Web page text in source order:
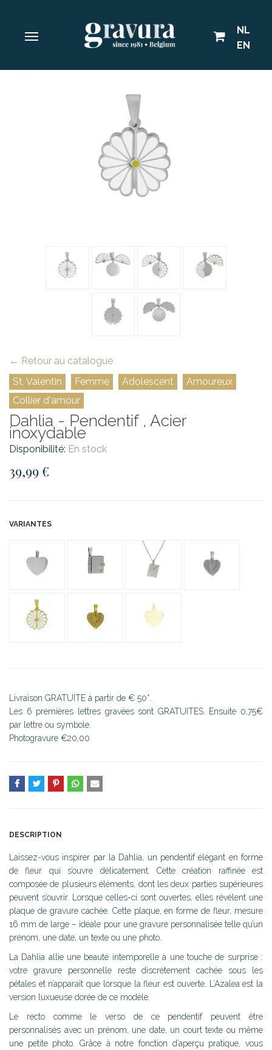
NL
EN
← Retour au catalogue
St. Valentin
Femme Adolescent
Amoureux
Collier d'amour
Dahlia - Pendentif , Acier
inoxydable
Disponibilité: En stock
39,99 €
VARIANTES
Livraison GRATUITE à partir de € 50*.
Les 6 premières lettres gravées sont GRATUITES. Ensuite 0,75€
par lettre ou symbole.
Photogravure €20,00
DESCRIPTION
Laissez-vous inspirer par la Dahlia, un pendentif élégant en forme
de fleur qui s’ouvre délicatement. Cette création raffinée est
composée de plusieurs éléments, dont les deux parties supérieures
peuvent s’ouvrir. Lorsque celles-ci sont ouvertes, elles révèlent une
plaque de gravure cachée. Cette plaque, en forme de fleur, mesure
16 mm de large – idéale pour une gravure personnalisée telle qu’un
prénom, une date, un texte ou une photo.
La Dahlia allie une beauté intemporelle à une touche de surprise :
votre gravure personnelle reste discrètement cachée sous les
pétales et n’apparaît que lorsque la fleur est ouverte. L’Azalea est la
version luxueuse dorée de ce modèle.
Le recto comme le verso de ce pendentif peuvent être
personnalisés avec un prénom, une date, un court texte ou même
une petite photo. Grâce à notre fonction d’aperçu pratique, vous